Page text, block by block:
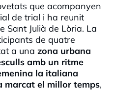
que acompanyen
de trial i ha reunit
Sant Julià de Lòria. La
de quatre
a una zona urbana
amb un ritme
la italiana
marcat el millor temps,